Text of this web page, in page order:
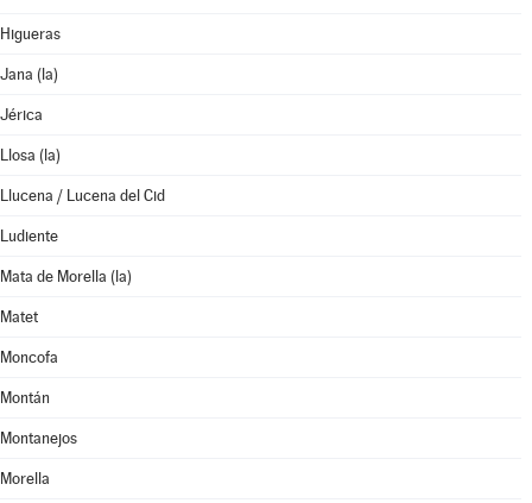
Higueras
Jana (la)
Jérica
Llosa (la)
Llucena / Lucena del Cid
Ludiente
Mata de Morella (la)
Matet
Moncofa
Montán
Montanejos
Morella